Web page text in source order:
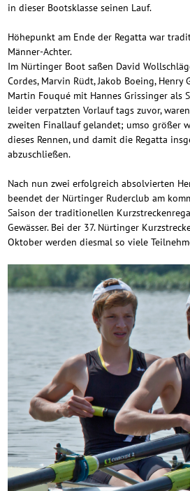
in dieser Bootsklasse seinen Lauf.
Höhepunkt am Ende der Regatta war
Männer-Achter.
Im Nürtinger Boot saßen David
Cordes, Marvin Rüdt, Jakob Boeing, Henry
Martin Fouqué mit Hannes Grissinger als
leider verpatzten Vorlauf tags zuvor,
zweiten Finallauf gelandet; umso größer
dieses Rennen, und damit die Regatta
abzuschließen.
Nach nun zwei erfolgreich absolvierten
beendet der Nürtinger Ruderclub am
Saison der traditionellen
Gewässer. Bei der 37. Nürtinger
Oktober werden diesmal so viele